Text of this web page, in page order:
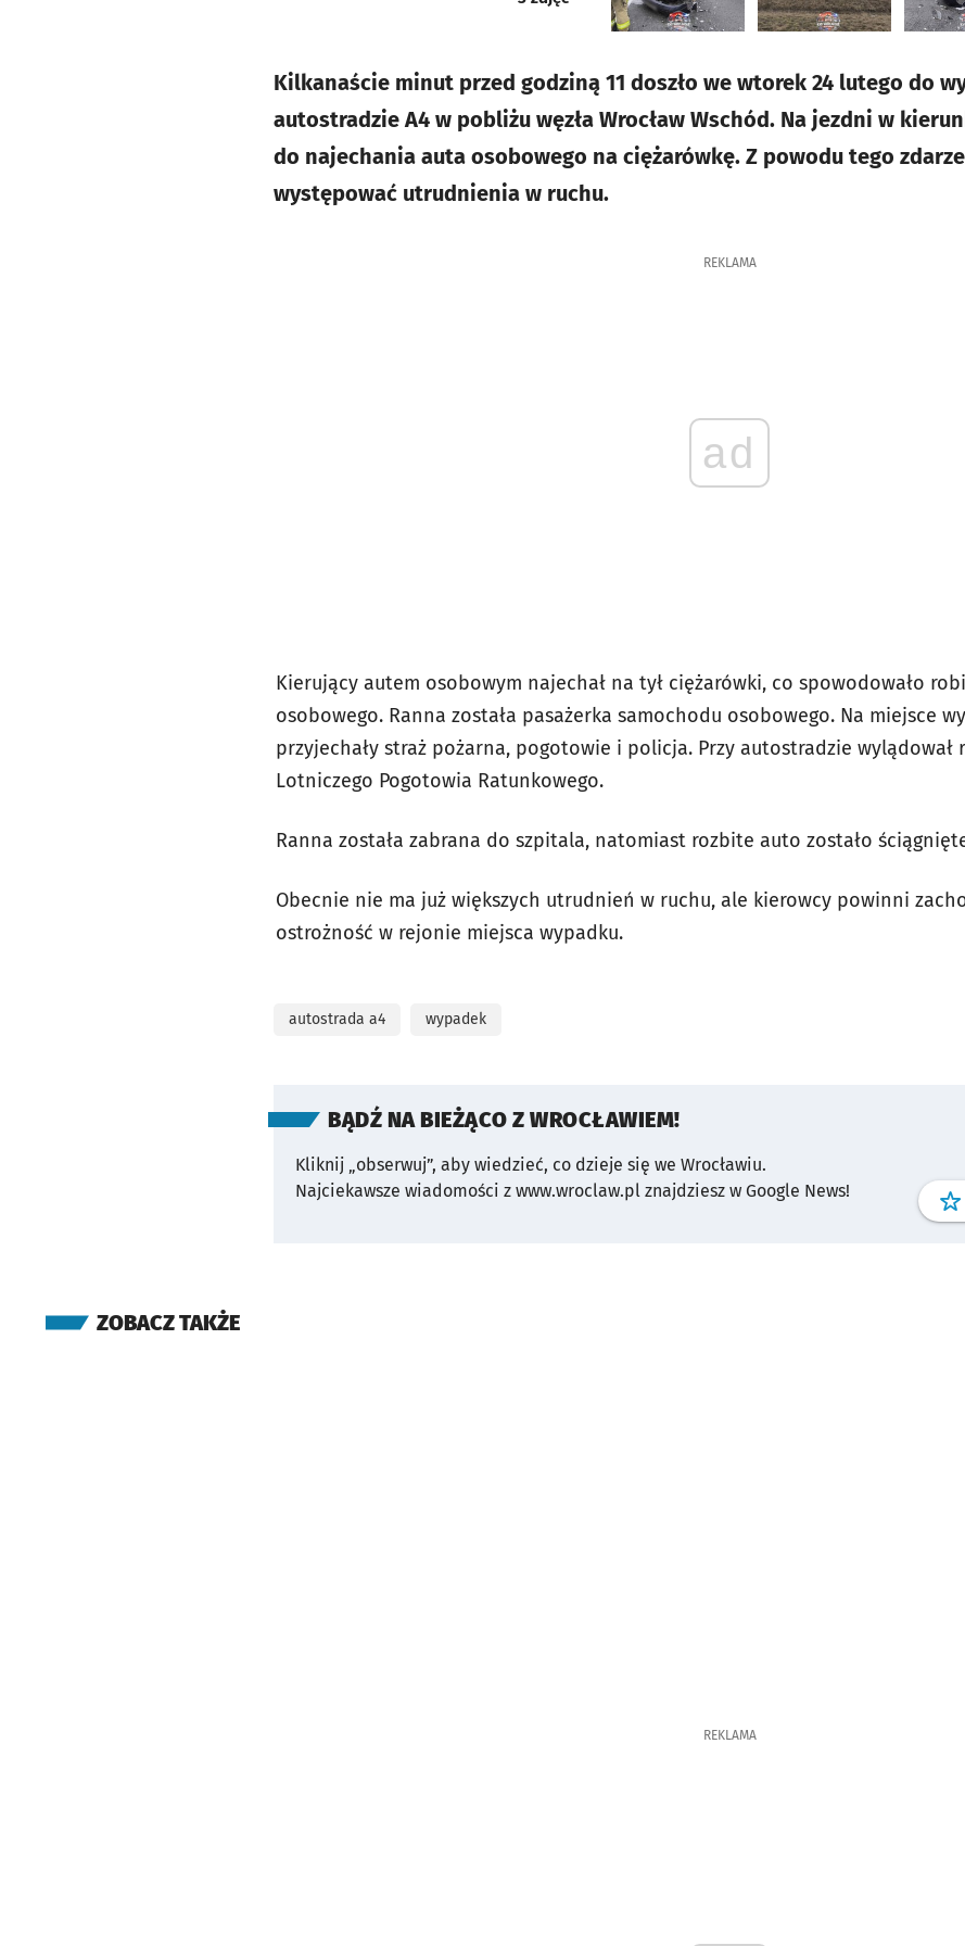
Kilkanaście minut przed godziną 11 doszło we wtorek 24 lutego do
autostradzie A4 w pobliżu węzła Wrocław Wschód. Na jezdni w
do najechania auta osobowego na ciężarówkę. Z powodu tego
występować utrudnienia w ruchu.
REKLAMA
ad
Kierujący autem osobowym najechał na tył ciężarówki, co spowodowało
osobowego. Ranna została pasażerka samochodu osobowego. Na miejsce
przyjechały straż pożarna, pogotowie i policja. Przy autostradzie wylądował
Lotniczego Pogotowia Ratunkowego.
Ranna została zabrana do szpitala, natomiast rozbite auto zostało
Obecnie nie ma już większych utrudnień w ruchu, ale kierowcy powinni
ostrożność w rejonie miejsca wypadku.
autostrada a4 wypadek
BĄDŹ NA BIEŻĄCO Z WROCŁAWIEM!
Kliknij „obserwuj”, aby wiedzieć, co dzieje się we Wrocławiu.
Najciekawsze wiadomości z www.wroclaw.pl znajdziesz w Google News!
ZOBACZ TAKŻE
REKLAMA